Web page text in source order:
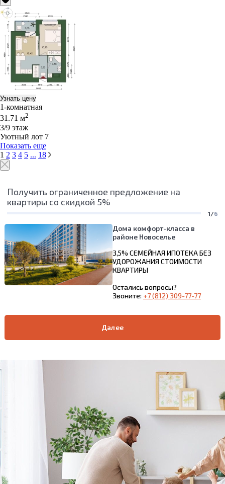
Узнать цену
1-комнатная
31.71 м2
3/9 этаж
Уютный лот 7
Показать еще
1 2 3 4 5 ... 18
Получить ограниченное предложение на
квартиры со скидкой 5%
1/6
Дома комфорт-класса в
районе Новоселье
3,5% СЕМЕЙНАЯ ИПОТЕКА БЕЗ
УДОРОЖАНИЯ СТОИМОСТИ
КВАРТИРЫ
Остались вопросы?
Звоните: +7 (812) 309-77-77